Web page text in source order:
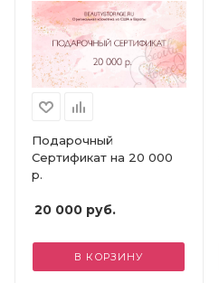
Подарочный
Сертификат на 20 000
р.
20 000 руб.
В КОРЗИНУ